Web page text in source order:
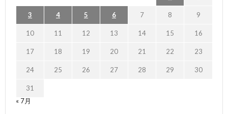
3 4 5 6 7 8 9
10 11 12 13 14 15 16
17 18 19 20 21 22 23
24 25 26 27 28 29 30
31
« 7月